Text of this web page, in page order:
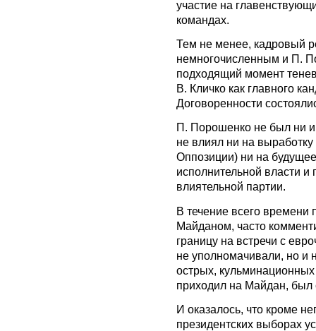
участие на
командах.
Тем не менее, кадровый
немногочисленным и П.
подходящий момент
В. Кличко как главного
Договоренности
П. Порошенко не был ни
не влиял ни на
Оппозиции) ни на
исполнительной власти
влиятельной партии.
В течение всего времени
Майданом, часто
границу на встречи с
не уполномачивали, но и
острых,
приходил на Майдан, был
И оказалось, что кроме
президентских выборах